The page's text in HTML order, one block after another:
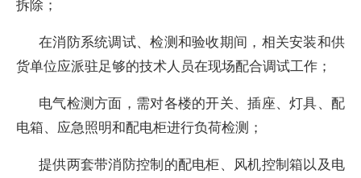
拆除；
在消防系统调试、检测和验收期间，相关安装和供
货单位应派驻足够的技术人员在现场配合调试工作；
电气检测方面，需对各楼的开关、插座、灯具、配
电箱、应急照明和配电柜进行负荷检测；
提供两套带消防控制的配电柜、风机控制箱以及电